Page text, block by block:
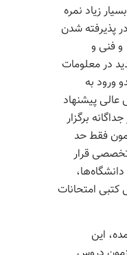
زیاد نمره
پذیرفته شدن
فنی و
در معلومات
ورود به
پیشنهاد
برگزار
فقط حد
قرار
امتحانات
این